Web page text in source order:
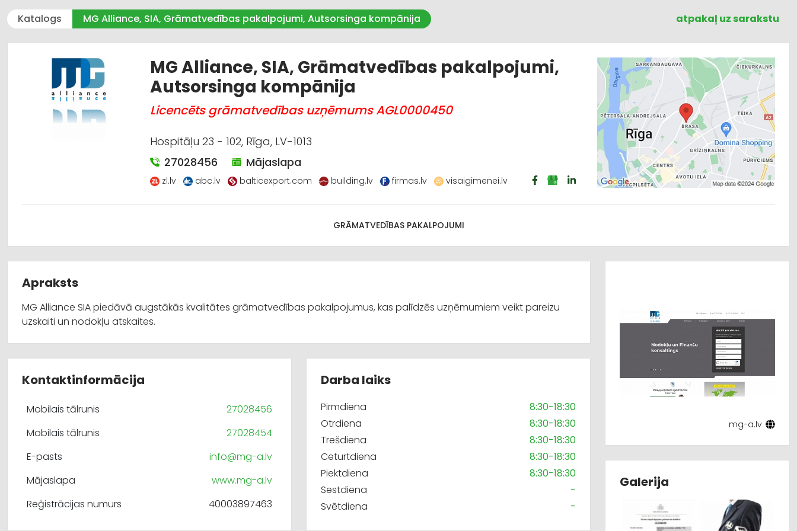
Katalogs MG Alliance, SIA, Grāmatvedības pakalpojumi, Autsorsinga kompānija atpakaļ uz sarakstu
MG Alliance, SIA, Grāmatvedības pakalpojumi,
Autsorsinga kompānija
Licencēts grāmatvedības uzņēmums AGL0000450
Hospitāļu 23 - 102, Rīga, LV-1013
27028456
Mājaslapa
zl.lv abc.lv balticexport.com building.lv firmas.lv visaigimenei.lv
GRĀMATVEDĪBAS PAKALPOJUMI
Apraksts
MG Alliance SIA piedāvā augstākās kvalitātes grāmatvedības pakalpojumus, kas palīdzēs uzņēmumiem veikt pareizu
uzskaiti un nodokļu atskaites.
Kontaktinformācija
Mobilais tālrunis
27028456
Mobilais tālrunis
27028454
E-pasts
info@mg-a.lv
Mājaslapa
www.mg-a.lv
Reģistrācijas numurs
40003897463
Darba laiks
Pirmdiena
8:30-18:30
Otrdiena
8:30-18:30
Trešdiena
8:30-18:30
Ceturtdiena
8:30-18:30
Piektdiena
8:30-18:30
Sestdiena
-
Svētdiena
-
mg-a.lv
Galerija